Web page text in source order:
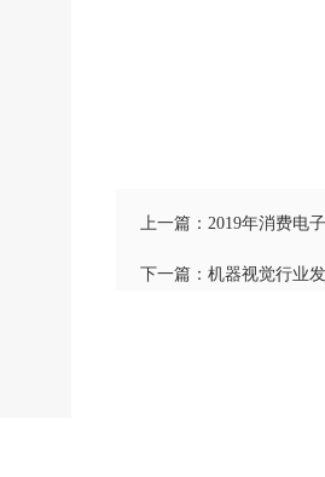
上一篇：2019年消费电
下一篇：机器视觉行业